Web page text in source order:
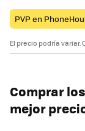
PVP en
El precio podría
Comprar
mejor